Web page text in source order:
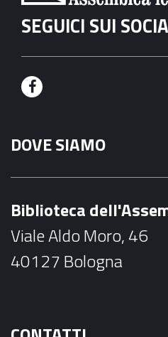
SEGUICI SUI
F
c
e
o
k
DOVE SIAMO
Biblioteca
Viale Aldo Moro, 46
40127 Bologna